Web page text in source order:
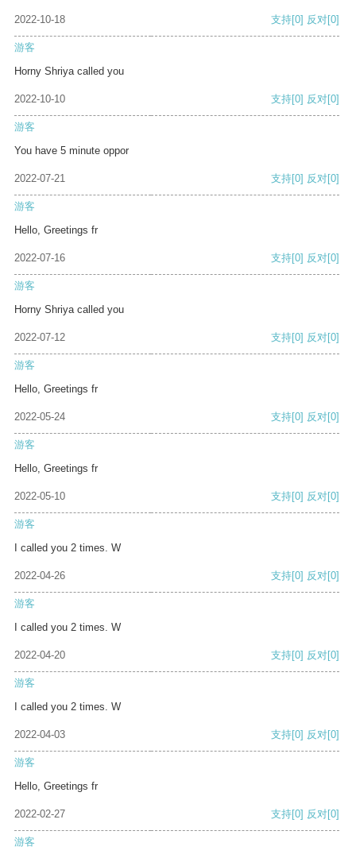
2022-10-18 支持[0] 反对[0]
游客
Horny Shriya called you
2022-10-10 支持[0] 反对[0]
游客
You have 5 minute oppor
2022-07-21 支持[0] 反对[0]
游客
Hello, Greetings fr
2022-07-16 支持[0] 反对[0]
游客
Horny Shriya called you
2022-07-12 支持[0] 反对[0]
游客
Hello, Greetings fr
2022-05-24 支持[0] 反对[0]
游客
Hello, Greetings fr
2022-05-10 支持[0] 反对[0]
游客
I called you 2 times. W
2022-04-26 支持[0] 反对[0]
游客
I called you 2 times. W
2022-04-20 支持[0] 反对[0]
游客
I called you 2 times. W
2022-04-03 支持[0] 反对[0]
游客
Hello, Greetings fr
2022-02-27 支持[0] 反对[0]
游客